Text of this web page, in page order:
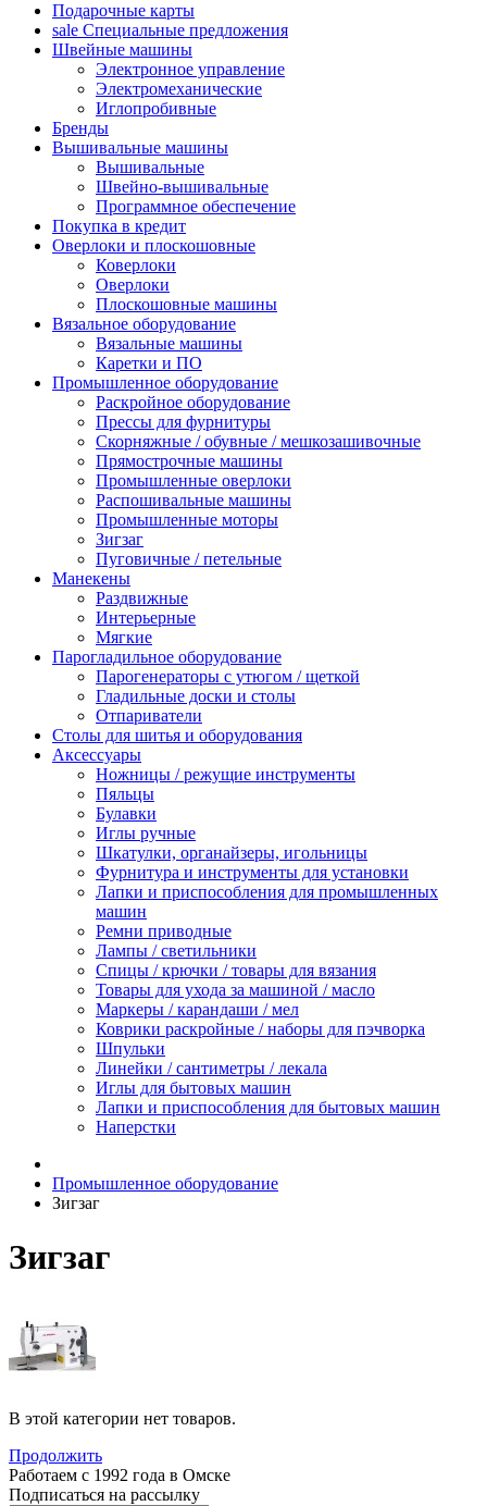
Подарочные карты
sale Специальные предложения
Швейные машины
Электронное управление
Электромеханические
Иглопробивные
Бренды
Вышивальные машины
Вышивальные
Швейно-вышивальные
Программное обеспечение
Покупка в кредит
Оверлоки и плоскошовные
Коверлоки
Оверлоки
Плоскошовные машины
Вязальное оборудование
Вязальные машины
Каретки и ПО
Промышленное оборудование
Раскройное оборудование
Прессы для фурнитуры
Скорняжные / обувные / мешкозашивочные
Прямострочные машины
Промышленные оверлоки
Распошивальные машины
Промышленные моторы
Зигзаг
Пуговичные / петельные
Манекены
Раздвижные
Интерьерные
Мягкие
Парогладильное оборудование
Парогенераторы с утюгом / щеткой
Гладильные доски и столы
Отпариватели
Столы для шитья и оборудования
Аксессуары
Ножницы / режущие инструменты
Пяльцы
Булавки
Иглы ручные
Шкатулки, органайзеры, игольницы
Фурнитура и инструменты для установки
Лапки и приспособления для промышленных
машин
Ремни приводные
Лампы / светильники
Спицы / крючки / товары для вязания
Товары для ухода за машиной / масло
Маркеры / карандаши / мел
Коврики раскройные / наборы для пэчворка
Шпульки
Линейки / сантиметры / лекала
Иглы для бытовых машин
Лапки и приспособления для бытовых машин
Наперстки
Промышленное оборудование
Зигзаг
Зигзаг
В этой категории нет товаров.
Продолжить
Работаем с 1992 года в Омске
Подписаться на рассылку